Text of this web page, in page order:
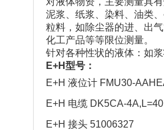
泥浆、纸浆、染料、油类
粒料，如除尘器的进、出
化工产品等等限位测量。
针对各种性状的液体：如
E+H型号：
E+H 液位计 FMU30-
E+H 电缆 DK5CA-
E+H 接头 51006327